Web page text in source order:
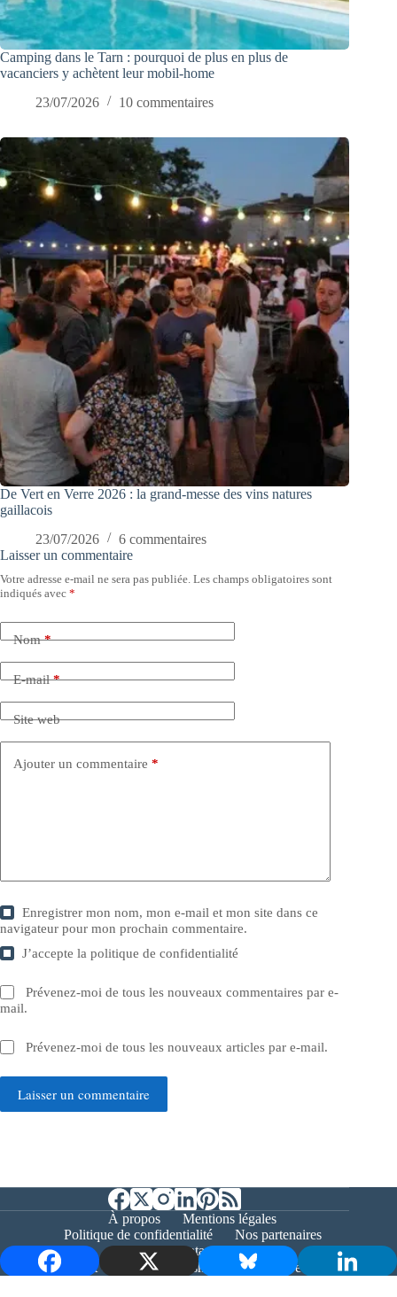
Camping dans le Tarn : pourquoi de plus en plus de
vacanciers y achètent leur mobil-home
23/07/2026
10 commentaires
De Vert en Verre 2026 : la grand-messe des vins natures
gaillacois
23/07/2026
6 commentaires
Laisser un commentaire
Votre adresse e-mail ne sera pas publiée. Les champs obligatoires sont
indiqués avec *
Nom*
E-mail*
Site web
Ajouter un commentaire *
Enregistrer mon nom, mon e-mail et mon site dans ce
navigateur pour mon prochain commentaire.
J’accepte lapolitique de confidentialité
Prévenez-moi de tous les nouveaux commentaires par e-
mail.
Prévenez-moi de tous les nouveaux articles par e-mail.
Laisser un commentaire
À propos
Mentions légales
Politique de confidentialité
Nos partenaires
Contact
Copyright © 2026 - Bernieshoot.fr Journal Web